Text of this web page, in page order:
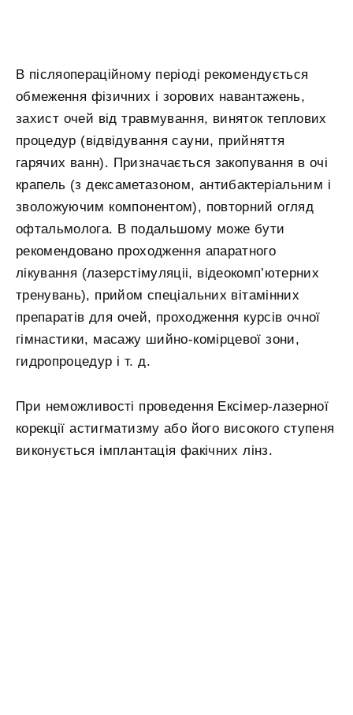
В післяопераційному періоді рекомендується
обмеження фізичних і зорових навантажень,
захист очей від травмування, виняток теплових
процедур (відвідування сауни, прийняття
гарячих ванн). Призначається закопування в очі
крапель (з дексаметазоном, антибактеріальним і
зволожуючим компонентом), повторний огляд
офтальмолога. В подальшому може бути
рекомендовано проходження апаратного
лікування (лазерстімуляціі, відеокомп’ютерних
тренувань), прийом спеціальних вітамінних
препаратів для очей, проходження курсів очної
гімнастики, масажу шийно-комірцевої зони,
гидропроцедур і т. д.
При неможливості проведення Ексімер-лазерної
корекції астигматизму або його високого ступеня
виконується імплантація факічних лінз.